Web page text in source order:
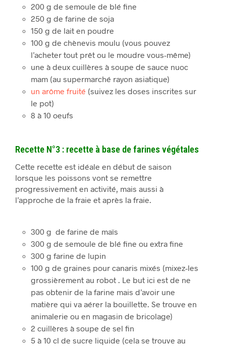
200 g de semoule de blé fine
250 g de farine de soja
150 g de lait en poudre
100 g de chènevis moulu (vous pouvez
l’acheter tout prêt ou le moudre vous-même)
une à deux cuillères à soupe de sauce nuoc
mam (au supermarché rayon asiatique)
un arôme fruité (suivez les doses inscrites sur
le pot)
8 à 10 oeufs
Recette N°3 : recette à base de farines végétales
Cette recette est idéale en début de saison
lorsque les poissons vont se remettre
progressivement en activité, mais aussi à
l’approche de la fraie et après la fraie.
300 g de farine de maïs
300 g de semoule de blé fine ou extra fine
300 g farine de lupin
100 g de graines pour canaris mixés (mixez-les
grossièrement au robot . Le but ici est de ne
pas obtenir de la farine mais d’avoir une
matière qui va aérer la bouillette. Se trouve en
animalerie ou en magasin de bricolage)
2 cuillères à soupe de sel fin
5 à 10 cl de sucre liquide (cela se trouve au